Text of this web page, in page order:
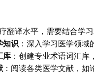
翻译水平，需要结合学
知识 ：深入学习医学领
库 ：创建专业术语词汇
：阅读各类医学文献，